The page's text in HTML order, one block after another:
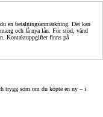
en betalningsanmärkning. Det kan
och få nya lån. För stöd, vänd
Kontaktuppgifter finns på
trygg som om du köpte en ny – i